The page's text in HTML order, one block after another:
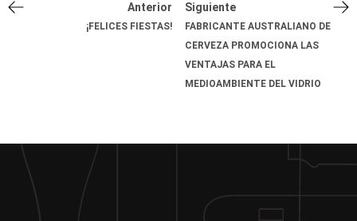
Anterior
¡FELICES FIESTAS!
Siguiente
FABRICANTE AUSTRALIANO DE
CERVEZA PROMOCIONA LAS
VENTAJAS PARA EL
MEDIOAMBIENTE DEL VIDRIO